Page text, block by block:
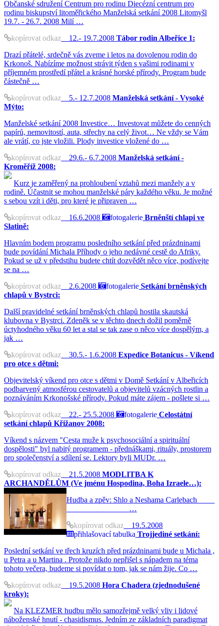
Občanské sdružení Centrum pro rodinu Diecézní centrum pro
rodinu biskupství litoměřického Manželská setkání 2008 Litomyšl
19.7. - 26.7. 2008 Milí …
kopírovat odkaz 12.- 19.7.2008 Tábor rodin Albeřice 1:
Drazí přátelé, srdečně vás zveme i letos na dovolenou rodin do
Krkonoš. Nabízíme možnost strávit týden s vašimi rodinami v
příjemném prostředí přátel a krásné horské přírody. Program bude
částečně …
kopírovat odkaz 5.- 12.7.2008 Manželská setkání - Vysoké
Mýto:
Manželské setkání 2008 Investice… Investovat můžete do cenných
papírů, nemovitostí, auta, střechy na celý život… Ne vždy se Vám
ale vrátí, co jste vložili. Plody investice vložené do …
kopírovat odkaz 29.6.- 6.7.2008 Manželská setkání -
Kroměříž 2008:
Kurz je zaměřený na prohloubení vztahů mezi manžely a v
rodině. Účastnit se mohou manželské páry každého věku. Je možné
s sebou vzít i děti, pro které je připraven …
kopírovat odkaz 16.6.2008 fotogalerie Brněnští chlapi ve
Slatině:
Hlavním bodem programu posledního setkání před prázdninami
bude povídání Michala Příhody o jeho nedávné cestě do Afriky.
Pokud se už v předstihu budete chtít dozvědět něco více, podívejte
se na …
kopírovat odkaz 2.6.2008 fotogalerie Setkání brněnských
chlapů v Bystrci:
Další pravidelné setkání brněnských chlapů hostila skautská
klubovna v Bystrci. Zdeněk se v těchto dnech dožil poměrně
úctyhodného věku 60 let a stal se tak zase o něco více dospělým, a
jak …
kopírovat odkaz 30.5.- 1.6.2008 Expedice Botanicus - Víkend
pro otce s dětmi:
Objevitelský víkend pro otce s dětmi v Domě Setkání v Albeřicích
podbarvený atmosférou cestovatelů a objevitelů vzácných rostlin a
poznáváním Krkonošské přírody. Pokud máte zájem - pošlete si …
kopírovat odkaz 22.- 25.5.2008 fotogalerie Celostátní
setkání chlapů Křižanov 2008:
Víkend s názvem "Cesta muže k psychosociální a spirituální
dospělosti" byl nabitý programem - přednáškami, rituály, prostorem
pro společenství a sdílení se. Lektory byli MUDr. …
kopírovat odkaz 21.5.2008 MODLITBA K
ARCHANDĚLŮM (Ve jménu Hospodina, Boha Izraele…):
Hudba a zpěv: Shlo a Neshama Carlebach
…
kopírovat odkaz 19.5.2008
přihlašovací tabulka Trojjediné setkání:
Poslední setkání ve třech kruzích před prázdninami bude u Michala ,
u Petra a u Martina . Protože nikdo nepřišel s nápadem na téma
tohoto večera, budeme si povídat o tom, jak se nám žije. Co …
kopírovat odkaz 19.5.2008 Hora Chadera (zjednodušené
kroky):
Na KLEZMER hudbu mělo samozřejmě velký vliv i lidové
náboženské hnutí - chasidismus. Jedním ze základních paradigmat